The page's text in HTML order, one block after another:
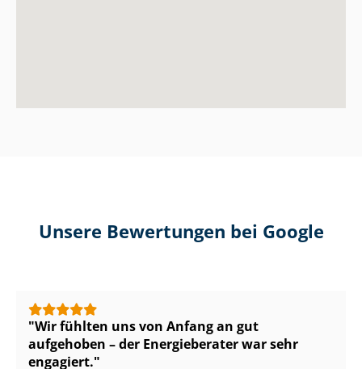
Unsere Bewertungen bei Google
Wir fühlten uns von Anfang an gut
aufgehoben – der Energieberater war sehr
engagiert.